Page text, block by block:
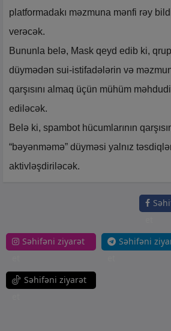
platformadakı məzmuna mənfi rəy
verəcək.
Bununla belə, Mask qeyd edib ki,
düymədən sui-istifadələrin və
qarşısını almaq üçün mühüm
ediləcək.
Belə ki, spambot hücumlarının
“bəyənməmə” düyməsi yalnız
aktivləşdiriləcək.
Səhifəni ziyarət
Səhifəni
Səhifəni ziyarət